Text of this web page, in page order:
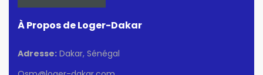
À Propos de Loger-Dakar
Adresse: Dakar, Sénégal